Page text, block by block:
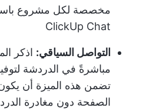
مخصصة لكل مشروع
ClickUp Chat
التواصل السياقي: اذكر
مباشرةً في الدردشة
تضمن هذه الميزة أن
الصفحة دون مغادرة